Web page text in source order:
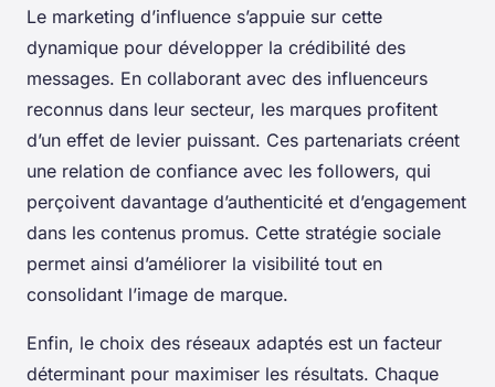
Le marketing d’influence s’appuie sur cette
dynamique pour développer la crédibilité des
messages. En collaborant avec des influenceurs
reconnus dans leur secteur, les marques profitent
d’un effet de levier puissant. Ces partenariats créent
une relation de confiance avec les followers, qui
perçoivent davantage d’authenticité et d’engagement
dans les contenus promus. Cette stratégie sociale
permet ainsi d’améliorer la visibilité tout en
consolidant l’image de marque.
Enfin, le choix des réseaux adaptés est un facteur
déterminant pour maximiser les résultats. Chaque